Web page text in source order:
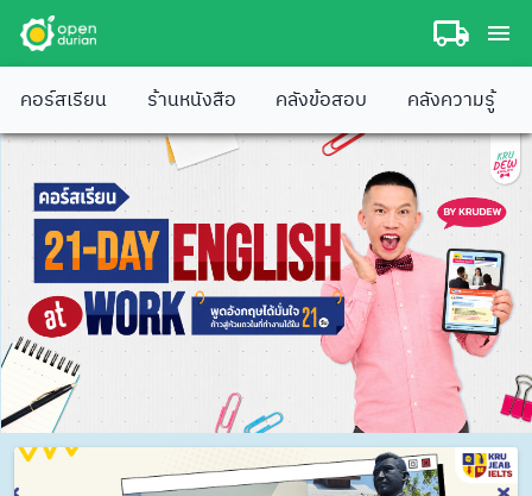
คอร์สเรียน ร้านหนังสือ คลังข้อสอบ คลังความรู้